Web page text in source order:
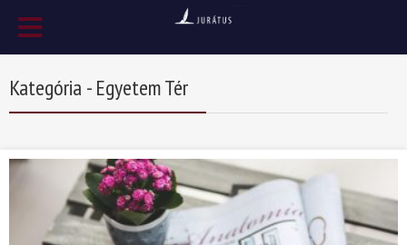
Kategória - Egyetem Tér